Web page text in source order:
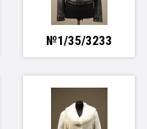
№1/35/3233